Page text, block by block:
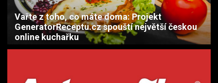
Vařte z toho, co máte doma: Projekt
GeneratorReceptu.cz spouští největší českou
online kuchařku